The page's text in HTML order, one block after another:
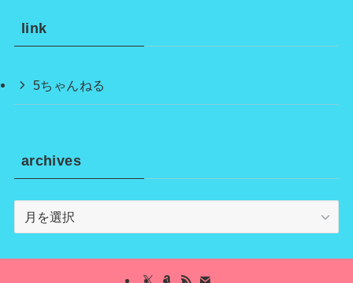
link
5ちゃんねる
archives
archives